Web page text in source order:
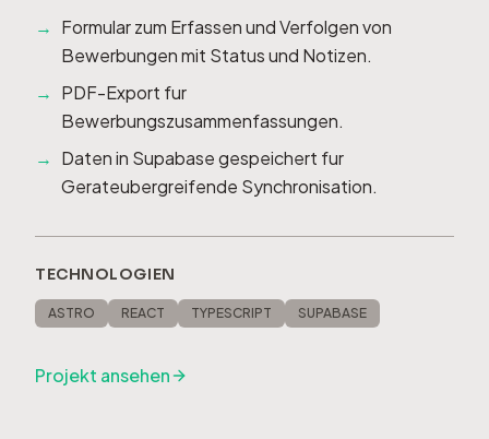
Formular zum Erfassen und Verfolgen von
Bewerbungen mit Status und Notizen.
PDF-Export fur
Bewerbungszusammenfassungen.
Daten in Supabase gespeichert fur
Gerateubergreifende Synchronisation.
TECHNOLOGIEN
ASTRO REACT TYPESCRIPT SUPABASE
Projekt ansehen